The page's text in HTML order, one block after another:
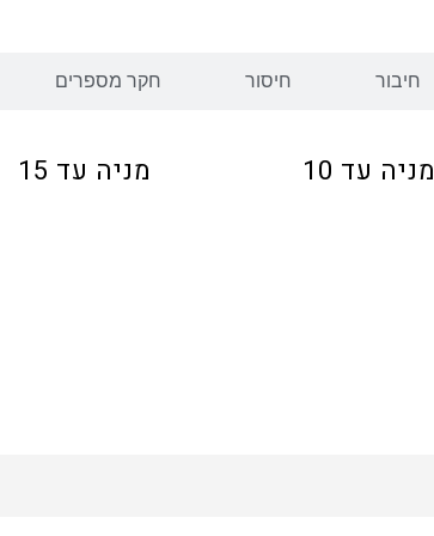
חיבור חיסור חקר מספרים
מניה עד 10 מניה עד 15